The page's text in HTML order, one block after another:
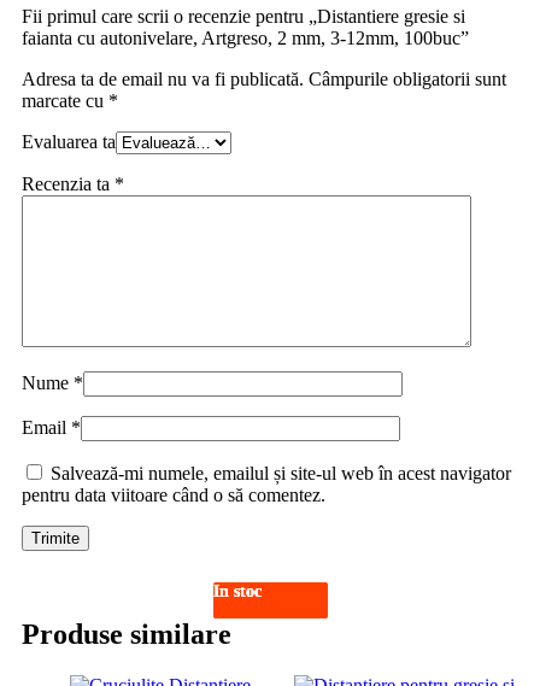
Fii primul care scrii o recenzie pentru „Distantiere gresie si
faianta cu autonivelare, Artgreso, 2 mm, 3-12mm, 100buc”
Adresa ta de email nu va fi publicată. Câmpurile obligatorii sunt
marcate cu *
Evaluarea ta
Recenzia ta *
Nume *
Email *
Salvează-mi numele, emailul și site-ul web în acest navigator
pentru data viitoare când o să comentez.
Produse similare
In stoc
In stoc
In stoc
In stoc